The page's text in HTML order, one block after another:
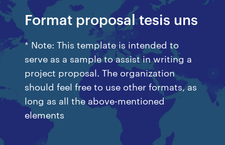
Format proposal tesis uns
* Note: This template is intended to
serve as a sample to assist in writing a
project proposal. The organization
should feel free to use other formats, as
long as all the above-mentioned
elements